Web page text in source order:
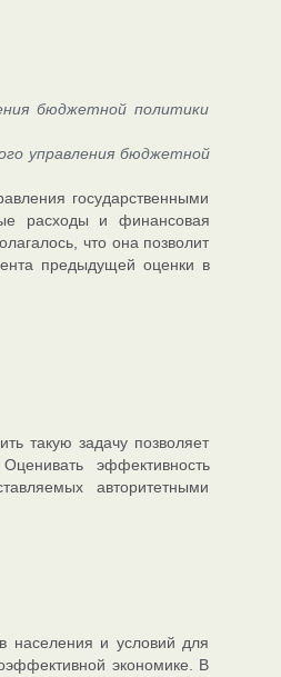
бюджетной политики
управления бюджетной
государственными
расходы и финансовая
что она позволит
предыдущей оценки в
такую задачу позволяет
эффективность
авторитетными
населения и условий для
экономике. В